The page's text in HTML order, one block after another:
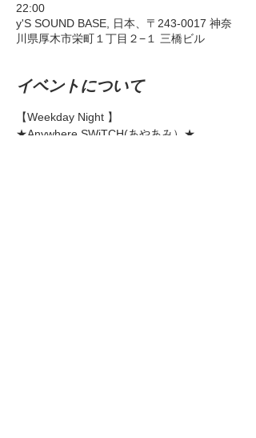
22:00
y'S SOUND BASE, 日本、〒243-0017 神奈
川県厚木市栄町１丁目２−１ 三橋ビル
イベントについて
【Weekday Night 】
★Anywhere SWiTCH(あやあみ）★